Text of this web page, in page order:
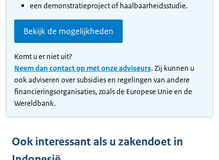
een demonstratieproject of haalbaarheidsstudie.
Bekijk de mogelijkheden
Komt u er niet uit?
Neem dan contact op met onze adviseurs. Zij kunnen u
ook adviseren over subsidies en regelingen van andere
financieringsorganisaties, zoals de Europese Unie en de
Wereldbank.
Ook interessant als u zakendoet in